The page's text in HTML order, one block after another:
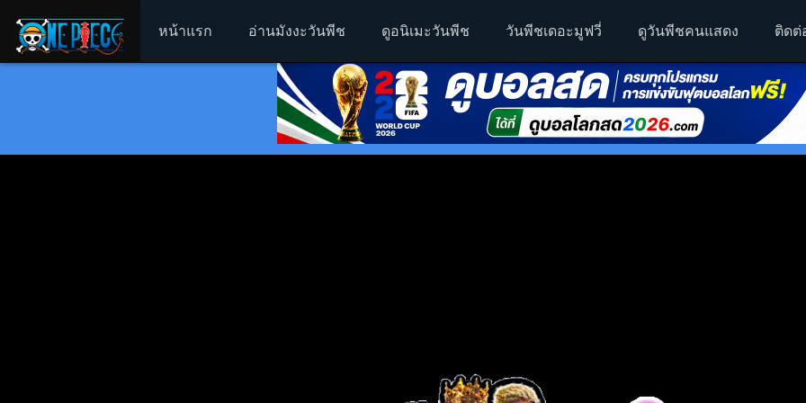
หน้าแรก อ่านมังงะวันพีช ดูอนิเมะวันพีช วันพีชเดอะมูฟวี่ ดูวันพีชคนแสดง ติดต่